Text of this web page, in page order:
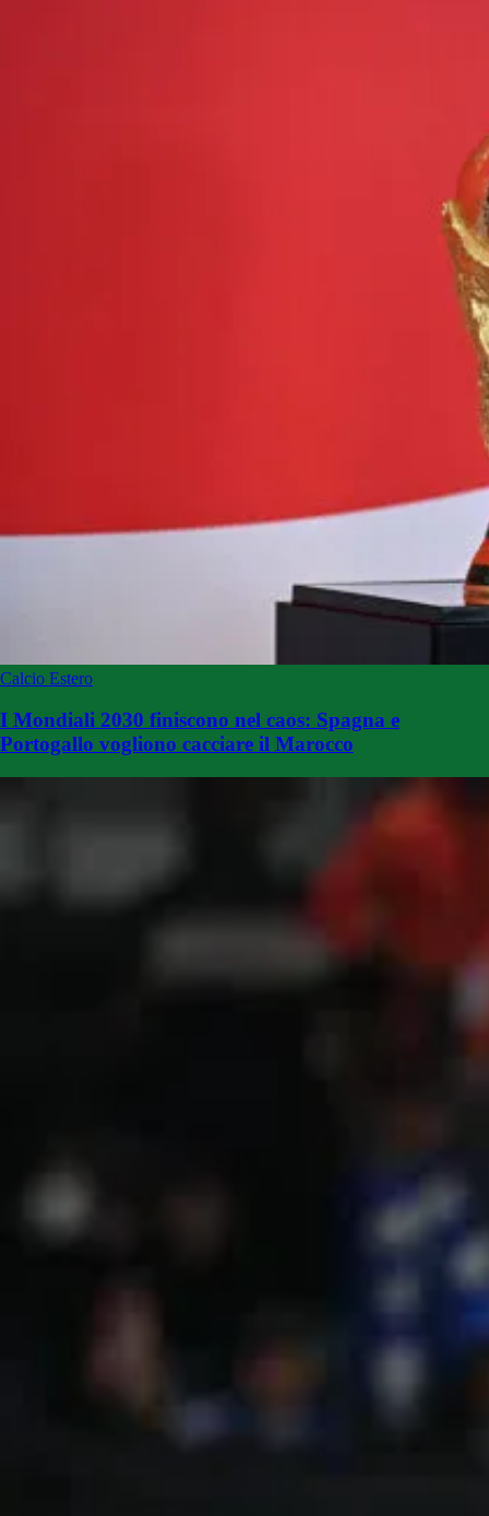
Calcio Estero
I Mondiali 2030 finiscono nel caos: Spagna e
Portogallo vogliono cacciare il Marocco